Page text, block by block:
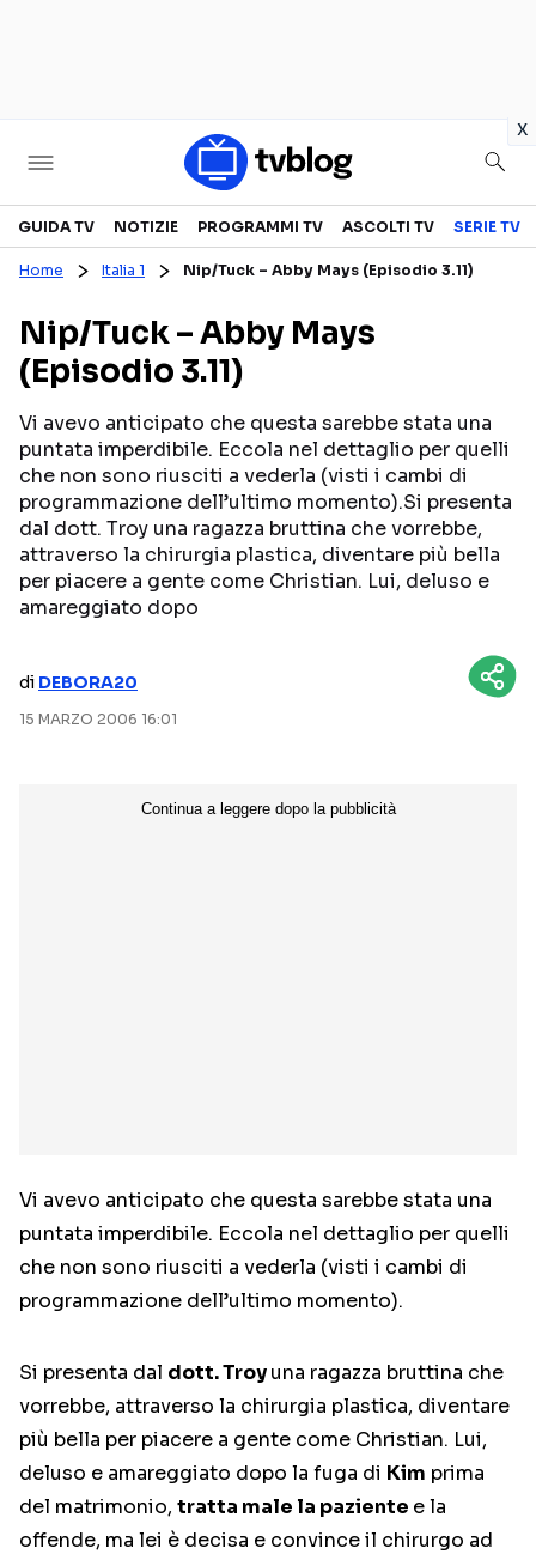
x
Televisione
CANALI TV
PROGRAMMI TV
PERSONAGGI TV
SERIE TV
FICTION
Streaming
NETFLIX
AMAZON PRIME VIDEO
MEDIASET INFINITY
GUIDA TV NOTIZIE PROGRAMMI TV ASCOLTI TV SERIE TV
Home Italia 1 Nip/Tuck – Abby Mays (Episodio 3.11)
Nip/Tuck – Abby Mays
(Episodio 3.11)
Vi avevo anticipato che questa sarebbe stata una
puntata imperdibile. Eccola nel dettaglio per quelli
che non sono riusciti a vederla (visti i cambi di
programmazione dell’ultimo momento).Si presenta
dal dott. Troy una ragazza bruttina che vorrebbe,
attraverso la chirurgia plastica, diventare più bella
per piacere a gente come Christian. Lui, deluso e
amareggiato dopo
di DEBORA20
15 MARZO 2006 16:01
Vi avevo anticipato che questa sarebbe stata una
puntata imperdibile. Eccola nel dettaglio per quelli
che non sono riusciti a vederla (visti i cambi di
programmazione dell’ultimo momento).
Si presenta dal dott. Troyuna ragazza bruttina che
vorrebbe, attraverso la chirurgia plastica, diventare
più bella per piacere a gente come Christian. Lui,
deluso e amareggiato dopo la fuga di Kim prima
del matrimonio, tratta male la paziente e la
offende, ma lei è decisa e convince il chirurgo ad